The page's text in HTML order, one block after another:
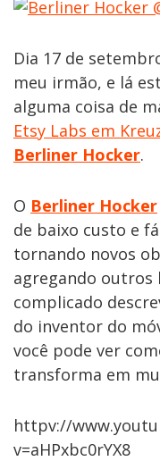
Dia 17 de
meu irmão, e lá
alguma coisa de
Etsy Labs em
Berliner Hocker.
O Berliner Hocker
de baixo custo e
tornando novos
agregando outros
complicado
do inventor do
você pode ver
transforma em
httpv://
v=aHPxbc0rYX8